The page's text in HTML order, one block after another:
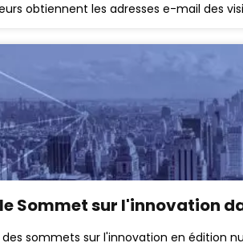
obtiennent les adresses e-mail des
Sommet sur l'innovation
sommets sur l'innovation en édition